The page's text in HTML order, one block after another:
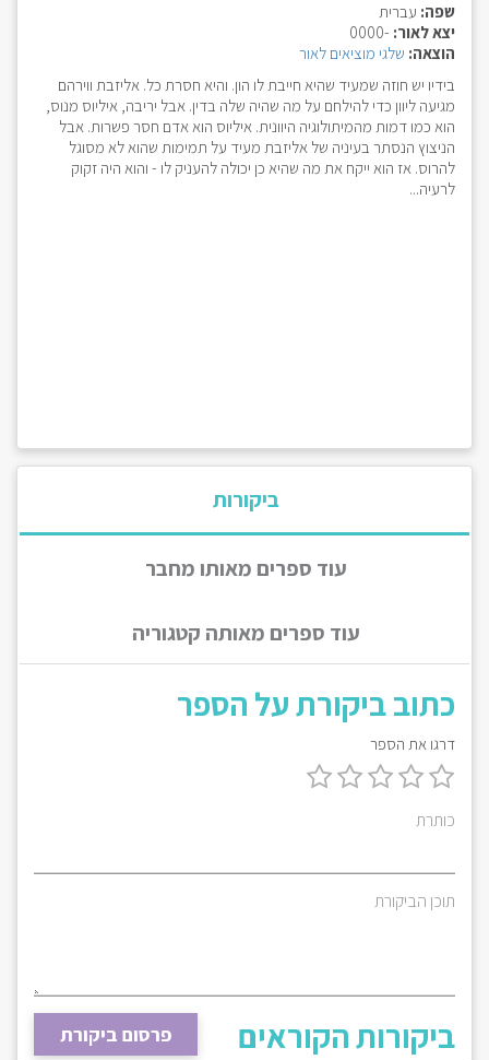
שפה: עברית
יצא לאור: -0000
הוצאה: שלגי מוציאים לאור
בידיו יש חוזה שמעיד שהיא חייבת לו הון. והיא חסרת כל. אליזבת ווירהם
מגיעה ליוון כדי להילחם על מה שהיה שלה בדין. אבל יריבה, איליוס מנוס,
הוא כמו דמות מהמיתולוגיה היוונית. איליוס הוא אדם חסר פשרות. אבל
הניצוץ הנסתר בעיניה של אליזבת מעיד על תמימות שהוא לא מסוגל
להרוס. אז הוא ייקח את מה שהיא כן יכולה להעניק לו - והוא היה זקוק
לרעיה...
ביקורות
עוד ספרים מאותו מחבר
עוד ספרים מאותה קטגוריה
כתוב ביקורת על הספר
דרגו את הספר
כותרת
תוכן הביקורת
פרסום ביקורת ביקורות הקוראים